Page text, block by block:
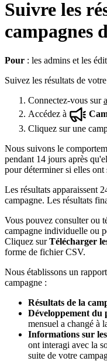
Suivre les
campagnes
Pour : les admins et les
Suivez les résultats de
Connectez-vous sur
Accédez à
Cliquez sur une
Nous suivons le
pendant 14 jours après
pour déterminer si elles ont
Les résultats apparaissent
campagne. Les résultats
Vous pouvez consulter ou
campagne individuelle ou
Cliquez surTélécharger
forme de fichier CSV.
Nous établissons un
campagne :
Résultats de la
Développement du
mensuel a changé à
Informations sur
ont interagi avec la
suite de votre